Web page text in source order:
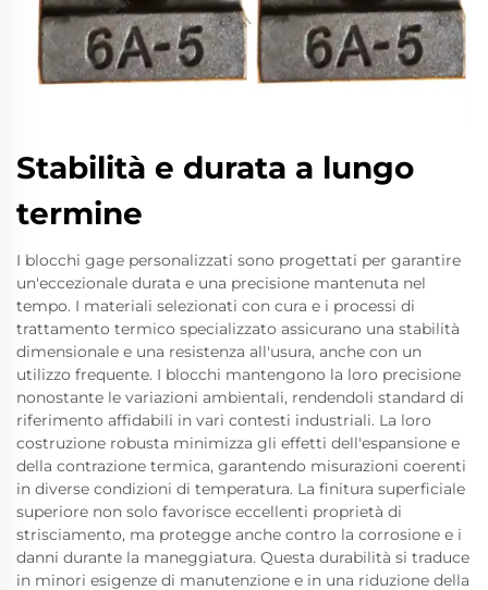
Stabilità e durata a lungo
termine
I blocchi gage personalizzati sono progettati per garantire
un'eccezionale durata e una precisione mantenuta nel
tempo. I materiali selezionati con cura e i processi di
trattamento termico specializzato assicurano una stabilità
dimensionale e una resistenza all'usura, anche con un
utilizzo frequente. I blocchi mantengono la loro precisione
nonostante le variazioni ambientali, rendendoli standard di
riferimento affidabili in vari contesti industriali. La loro
costruzione robusta minimizza gli effetti dell'espansione e
della contrazione termica, garantendo misurazioni coerenti
in diverse condizioni di temperatura. La finitura superficiale
superiore non solo favorisce eccellenti proprietà di
strisciamento, ma protegge anche contro la corrosione e i
danni durante la maneggiatura. Questa durabilità si traduce
in minori esigenze di manutenzione e in una riduzione della